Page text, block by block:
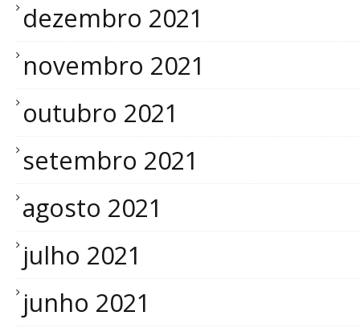
dezembro 2021
novembro 2021
outubro 2021
setembro 2021
agosto 2021
julho 2021
junho 2021